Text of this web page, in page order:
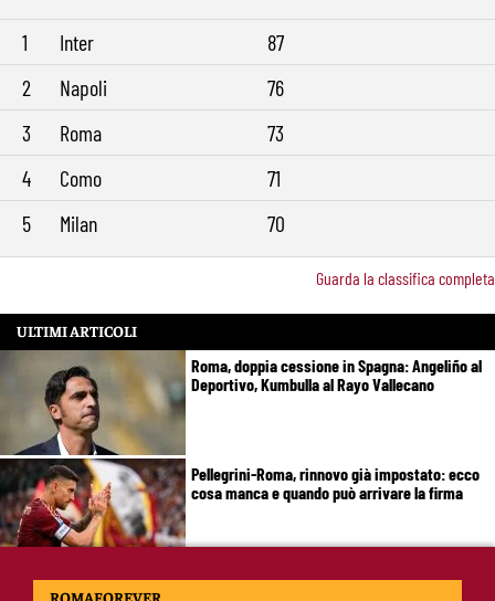
1 Inter
87
2
Napoli
76
3
Roma
73
4
Como
71
5
Milan 70
Guarda la classifica completa
ULTIMI ARTICOLI
Roma, doppia cessione in Spagna: Angeliño al
Deportivo, Kumbulla al Rayo Vallecano
Pellegrini-Roma, rinnovo già impostato: ecco
cosa manca e quando può arrivare la firma
Mercato Roma, manca un solo colpo: Gasperini
ROMAFOREVER